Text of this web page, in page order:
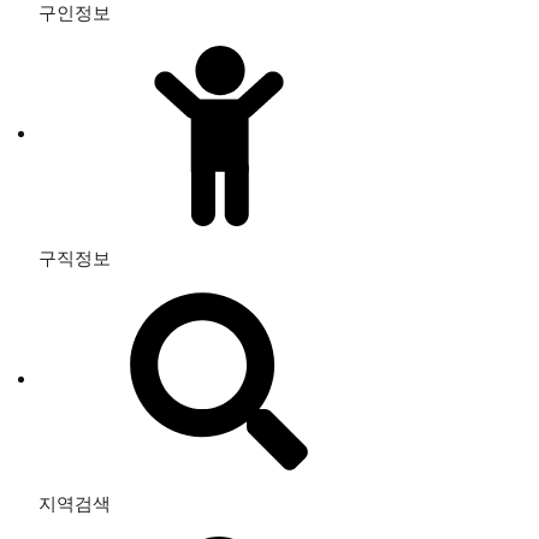
구인정보
구직정보
지역검색